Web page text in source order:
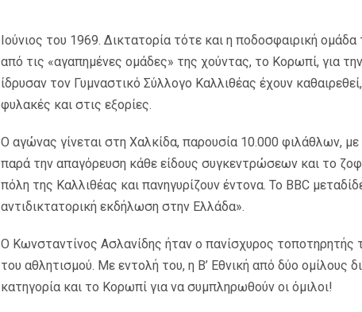
Ιούνιος του 1969. ∆ικτατορία τότε και η ποδοσφαιρική
από τις «αγαπηµένες οµάδες» της χούντας, το Κορωπί, για
ίδρυσαν τον Γυµναστικό Σύλλογο Καλλιθέας έχουν
φυλακές και στις εξορίες.
Ο αγώνας γίνεται στη Χαλκίδα, παρουσία 10.000 φιλάθλων, µε
παρά την απαγόρευση κάθε είδους συγκεντρώσεων και το
πόλη της Καλλιθέας και πανηγυρίζουν έντονα. Το BBC
αντιδικτατορική εκδήλωση στην Ελλάδα».
Ο Κωνσταντίνος Ασλανίδης ήταν ο πανίσχυρος
του αθλητισµού. Με εντολή του, η Β’ Εθνική από δύο οµίλους
κατηγορία και το Κορωπί για να συµπληρωθούν οι όµιλοι!